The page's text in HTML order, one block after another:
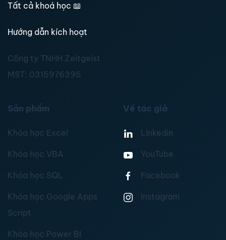
Tất cả khoá học 📖
Hướng dẫn kích hoạt
Công ty TNHH Zeitgeist
MST: 0315976395
Sản phẩm
Khóa học Excel
Khóa học VBA
Khóa học SQL
Khóa học Google Apps
Script
Khóa học Power BI
Về tác giả
Linkedin
YouTube
Facebook
Instagram